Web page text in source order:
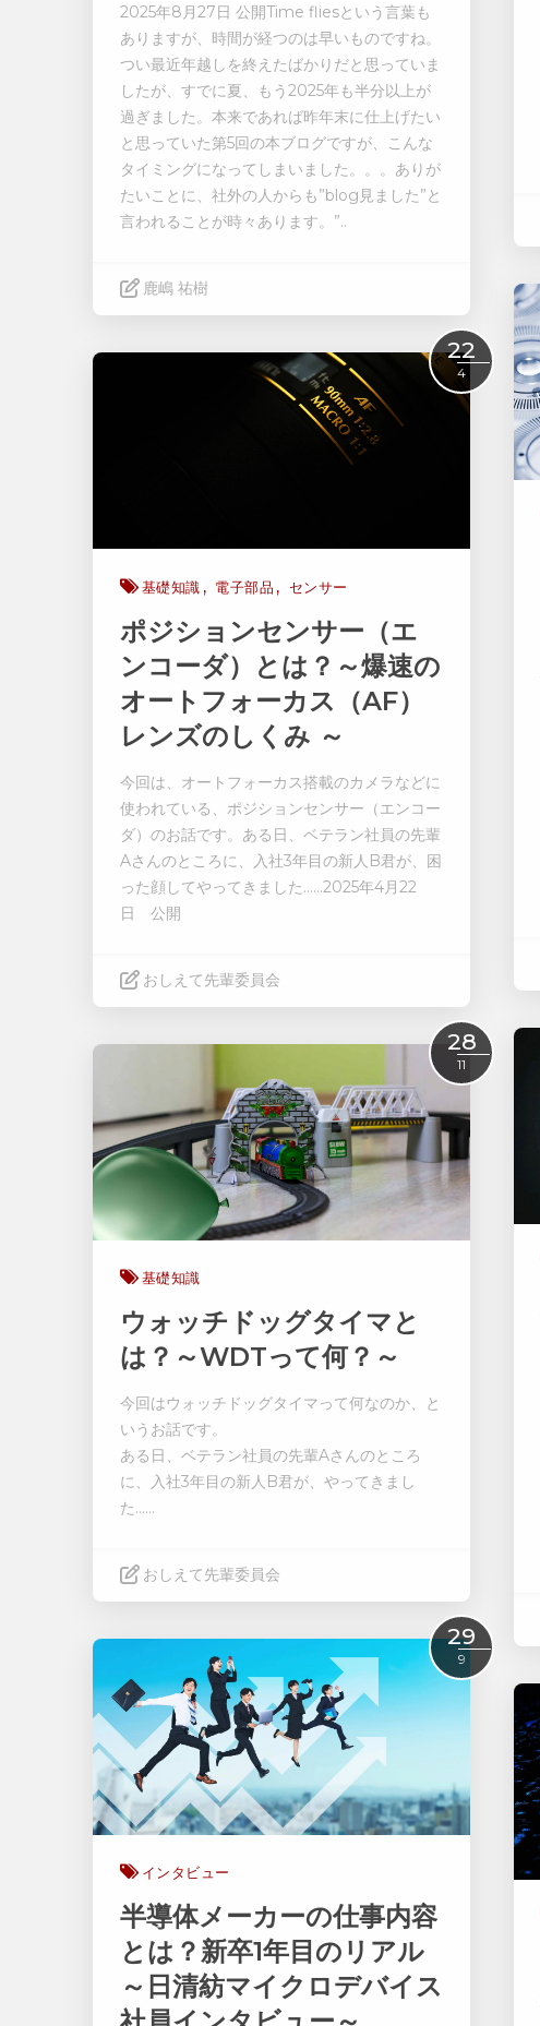
2025年8月27日 公開Time fliesという言葉も
ありますが、時間が経つのは早いものですね。
つい最近年越しを終えたばかりだと思っていま
したが、すでに夏、もう 2025年も半分以上が
過ぎました。本来であれば昨年末に仕上げたい
と思っていた第5回の本ブログですが、こんな
タイミングになってしまいました。。。ありが
たいことに、社外の人からも”blog 見ました”と
言われることが時々あります。 ”..
鹿嶋 祐樹
22
4
基礎知識 電子部品 センサー
ポジションセンサー（エ
ンコーダ）とは？～爆速の
オートフォーカス（AF）
レンズのしくみ ～
今回は、オートフォーカス搭載のカメラなどに
使われている、ポジションセンサー（エンコー
ダ）のお話です。 ある日、ベテラン社員の先輩
Aさんのところに、入社3年目の新人B君が、困
った顔してやってきました……2025年4月22
日 公開
おしえて先輩委員会
28
11
基礎知識
ウォッチドッグタイマと
は？～WDTって何？～
今回はウォッチドッグタイマって何なのか、と
いうお話です。
ある日、ベテラン社員の先輩Aさんのところ
に、入社3年目の新人B君が、やってきまし
た……
おしえて先輩委員会
29
9
インタビュー
半導体メーカーの仕事内容
とは？新卒1年目のリアル
～日清紡マイクロデバイス